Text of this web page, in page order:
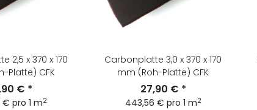
2,5 x 370 x 170
Platte) CFK
€ *
€ pro 1 m2
Carbonplatte 3,0 x 370 x 170
mm (Roh-Platte) CFK
27,90 € *
443,56 € pro 1 m2